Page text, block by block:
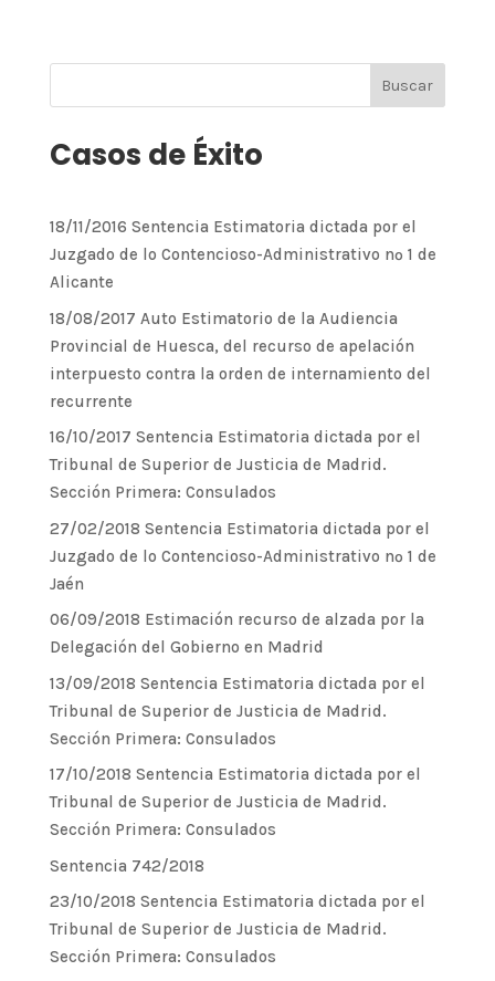
Casos de Éxito
18/11/2016 Sentencia Estimatoria dictada por el
Juzgado de lo Contencioso-Administrativo nº 1 de
Alicante
18/08/2017 Auto Estimatorio de la Audiencia
Provincial de Huesca, del recurso de apelación
interpuesto contra la orden de internamiento del
recurrente
16/10/2017 Sentencia Estimatoria dictada por el
Tribunal de Superior de Justicia de Madrid.
Sección Primera: Consulados
27/02/2018 Sentencia Estimatoria dictada por el
Juzgado de lo Contencioso-Administrativo nº 1 de
Jaén
06/09/2018 Estimación recurso de alzada por la
Delegación del Gobierno en Madrid
13/09/2018 Sentencia Estimatoria dictada por el
Tribunal de Superior de Justicia de Madrid.
Sección Primera: Consulados
17/10/2018 Sentencia Estimatoria dictada por el
Tribunal de Superior de Justicia de Madrid.
Sección Primera: Consulados
Sentencia 742/2018
23/10/2018 Sentencia Estimatoria dictada por el
Tribunal de Superior de Justicia de Madrid.
Sección Primera: Consulados